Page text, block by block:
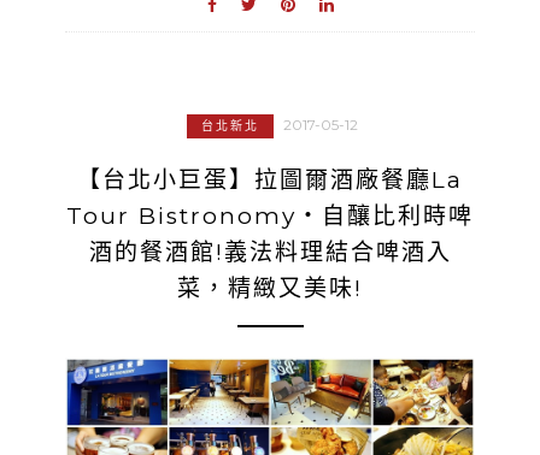
台北新北 2017-05-12
【台北小巨蛋】拉圖爾酒廠餐廳La
Tour Bistronomy‧自釀比利時啤
酒的餐酒館!義法料理結合啤酒入
菜，精緻又美味!